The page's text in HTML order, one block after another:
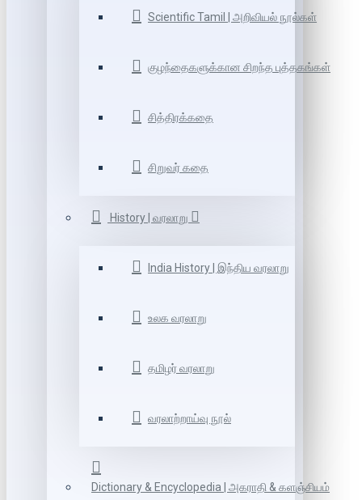
Scientific Tamil | அறிவியல் நூல்கள்
குழந்தைகளுக்கான சிறந்த புத்தகங்கள்
சித்திரக்கதை
சிறுவர் கதை
History | வரலாறு
India History | இந்திய வரலாறு
உலக வரலாறு
தமிழர் வரலாறு
வரலாற்றாய்வு நூல்
Dictionary & Encyclopedia | அகராதி & களஞ்சியம்